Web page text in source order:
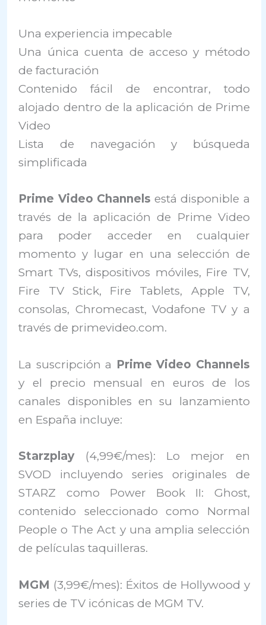
Una experiencia impecable
Una única cuenta de acceso y método
de facturación
Contenido fácil de encontrar, todo
alojado dentro de la aplicación de Prime
Video
Lista de navegación y búsqueda
simplificada
Prime Video Channels está disponible a
través de la aplicación de Prime Video
para poder acceder en cualquier
momento y lugar en una selección de
Smart TVs, dispositivos móviles, Fire TV,
Fire TV Stick, Fire Tablets, Apple TV,
consolas, Chromecast, Vodafone TV y a
través de primevideo.com.
La suscripción a Prime Video Channels
y el precio mensual en euros de los
canales disponibles en su lanzamiento
en España incluye:
Starzplay(4,99€/mes): Lo mejor en
SVOD incluyendo series originales de
STARZ como Power Book II: Ghost,
contenido seleccionado como Normal
People o The Act y una amplia selección
de películas taquilleras.
MGM (3,99€/mes): Éxitos de Hollywood y
series de TV icónicas de MGM TV.